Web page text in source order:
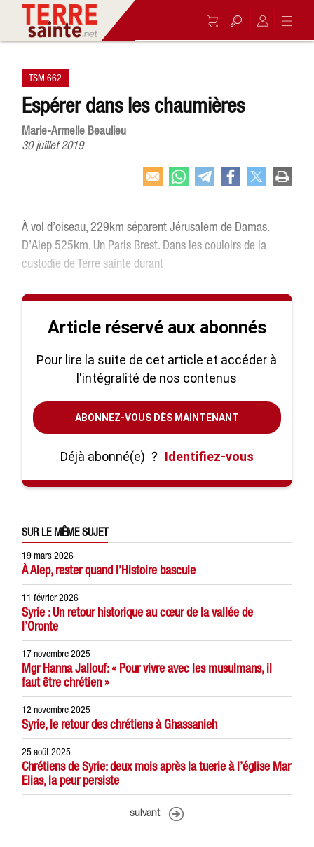
TSM 662
Espérer dans les chaumières
Marie-Armelle Beaulieu
30 juillet 2019
À vol d’oiseau, 229km séparent Jérusalem de Damas.
D’Alep 525km. Un Paris Brest. Dans les couloirs de la
custodie de Terre sainte durant
Article réservé aux abonnés
Pour lire la suite de cet article et accéder à
l'intégralité de nos contenus
ABONNEZ-VOUS DÈS MAINTENANT
Déjà abonné(e) ? Identifiez-vous
SUR LE MÊME SUJET
19 mars 2026
À Alep, rester quand l’Histoire bascule
11 février 2026
Syrie : Un retour historique au cœur de la vallée de
l’Oronte
17 novembre 2025
Mgr Hanna Jallouf: « Pour vivre avec les musulmans, il
faut être chrétien »
12 novembre 2025
Syrie, le retour des chrétiens à Ghassanieh
25 août 2025
Chrétiens de Syrie: deux mois après la tuerie à l’église Mar
Elias, la peur persiste
suivant